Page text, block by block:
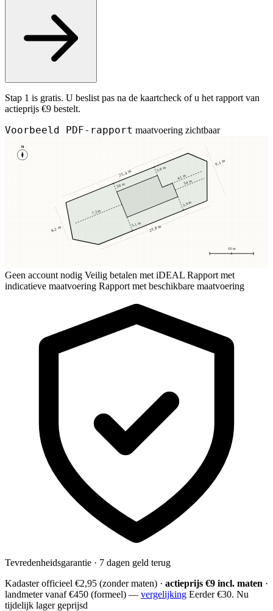
Stap 1 is gratis. U beslist pas na de kaartcheck of u het rapport van
actieprijs €9 bestelt.
Voorbeeld PDF-rapport maatvoering zichtbaar
N
10 m
3,8 m
3,8 m
5,1 m
2,9 m
7,2 m
3,4 m
4,1 m
25,4 m
23,8 m
8,2 m
9,1 m
Geen account nodig Veilig betalen met iDEAL Rapport met
indicatieve maatvoering Rapport met beschikbare maatvoering
Tevredenheidsgarantie · 7 dagen geld terug
Kadaster officieel €2,95 (zonder maten) · actieprijs €9 incl. maten ·
landmetervanaf €450 (formeel) — vergelijking Eerder €30. Nu
tijdelijk lager geprijsd